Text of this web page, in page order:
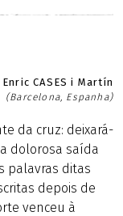
Enric CASES i Martín
(Barcelona, Espanha)
da cruz: deixará-
dolorosa saída
palavras ditas
depois de
venceu à